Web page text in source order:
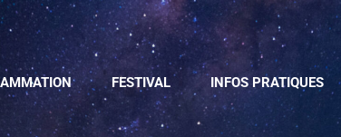
FESTIVAL
À PROPOS
INFOS PRATIQUES
TARIFS & RÉSERVATION